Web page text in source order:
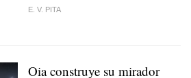
E. V. PITA
Oia construye su mirador